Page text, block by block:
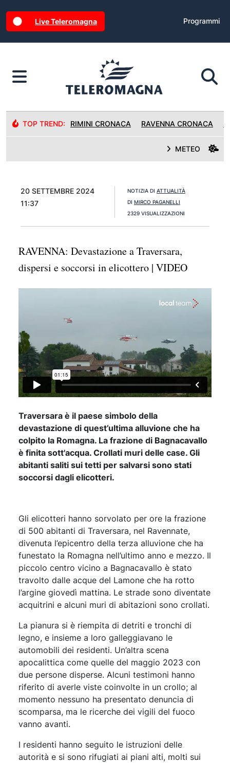
Live Teleromagna Programmi
TOP TREND: RIMINI CRONACA RAVENNA CRONACA
METEO
20 SETTEMBRE 2024
11:37
NOTIZIA DI ATTUALITÀ
DI MIRCO PAGANELLI
2329 VISUALIZZAZIONI
RAVENNA: Devastazione a Traversara,
dispersi e soccorsi in elicottero | VIDEO
Traversara è il paese simbolo della
devastazione di quest’ultima alluvione che ha
colpito la Romagna. La frazione di Bagnacavallo
è finita sott'acqua. Crollati muri delle case. Gli
abitanti saliti sui tetti per salvarsi sono stati
soccorsi dagli elicotteri.
Gli elicotteri hanno sorvolato per ore la frazione
di 500 abitanti di Traversara, nel Ravennate,
divenuta l’epicentro della terza alluvione che ha
funestato la Romagna nell’ultimo anno e mezzo. Il
piccolo centro vicino a Bagnacavallo è stato
travolto dalle acque del Lamone che ha rotto
l’argine giovedì mattina. Le strade sono diventate
acquitrini e alcuni muri di abitazioni sono crollati.
La pianura si è riempita di detriti e tronchi di
legno, e insieme a loro galleggiavano le
automobili dei residenti. Un’altra scena
apocalittica come quelle del maggio 2023 con
due persone disperse. Alcuni testimoni hanno
riferito di averle viste coinvolte in un crollo; al
momento nessuno ha presentato denuncia di
scomparsa, ma le ricerche dei vigili del fuoco
vanno avanti.
I residenti hanno seguito le istruzioni delle
autorità e si sono rifugiati ai piani alti, molti sui